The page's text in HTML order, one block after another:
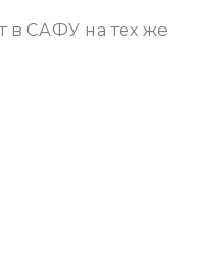
в САФУ на тех же